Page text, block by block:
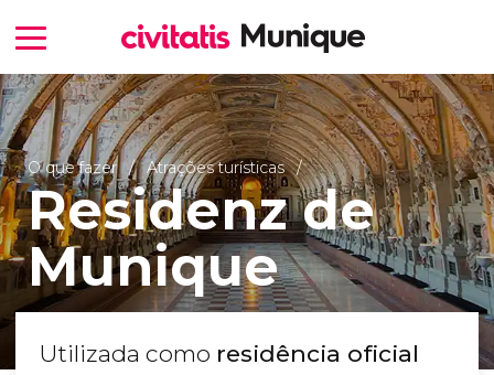
O que fazer Atrações turísticas
Residenz de
Munique
Utilizada como residência oficial